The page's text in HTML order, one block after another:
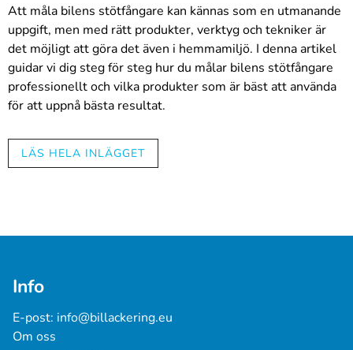
Att måla bilens stötfångare kan kännas som en utmanande
uppgift, men med rätt produkter, verktyg och tekniker är
det möjligt att göra det även i hemmamiljö. I denna artikel
guidar vi dig steg för steg hur du målar bilens stötfångare
professionellt och vilka produkter som är bäst att använda
för att uppnå bästa resultat.
Rengöring och förberedelse:
Börja med att noggrant rengöra bilens stötfångare
skyddshandskar och skyddsglasögon när du hanterar
Slipa stötfångarens yta lätt med fint sandpapper (t.ex.
vidhäftning och hjälper till att skapa en jämn och slät
yta.
LÄS HELA INLÄGGET
Info
E-post: info@billackering.eu
Om oss